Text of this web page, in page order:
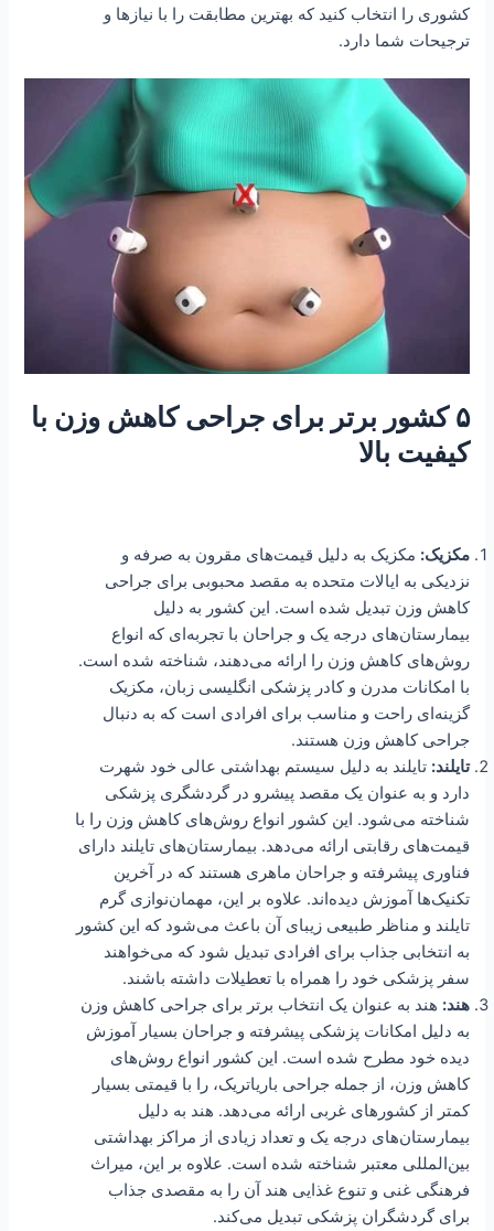
کشوری را انتخاب کنید که بهترین مطابقت را با نیازها و
ترجیحات شما دارد.
۵ کشور برتر برای جراحی کاهش وزن با
کیفیت بالا
مکزیک: مکزیک به دلیل قیمت‌های مقرون به صرفه و
نزدیکی به ایالات متحده به مقصد محبوبی برای جراحی
کاهش وزن تبدیل شده است. این کشور به دلیل
بیمارستان‌های درجه یک و جراحان با تجربه‌ای که انواع
روش‌های کاهش وزن را ارائه می‌دهند، شناخته شده است.
با امکانات مدرن و کادر پزشکی انگلیسی زبان، مکزیک
گزینه‌ای راحت و مناسب برای افرادی است که به دنبال
جراحی کاهش وزن هستند.
تایلند: تایلند به دلیل سیستم بهداشتی عالی خود شهرت
دارد و به عنوان یک مقصد پیشرو در گردشگری پزشکی
شناخته می‌شود. این کشور انواع روش‌های کاهش وزن را با
قیمت‌های رقابتی ارائه می‌دهد. بیمارستان‌های تایلند دارای
فناوری پیشرفته و جراحان ماهری هستند که در آخرین
تکنیک‌ها آموزش دیده‌اند. علاوه بر این، مهمان‌نوازی گرم
تایلند و مناظر طبیعی زیبای آن باعث می‌شود که این کشور
به انتخابی جذاب برای افرادی تبدیل شود که می‌خواهند
سفر پزشکی خود را همراه با تعطیلات داشته باشند.
هند: هند به عنوان یک انتخاب برتر برای جراحی کاهش وزن
به دلیل امکانات پزشکی پیشرفته و جراحان بسیار آموزش
دیده خود مطرح شده است. این کشور انواع روش‌های
کاهش وزن، از جمله جراحی باریاتریک، را با قیمتی بسیار
کمتر از کشورهای غربی ارائه می‌دهد. هند به دلیل
بیمارستان‌های درجه یک و تعداد زیادی از مراکز بهداشتی
بین‌المللی معتبر شناخته شده است. علاوه بر این، میراث
فرهنگی غنی و تنوع غذایی هند آن را به مقصدی جذاب
برای گردشگران پزشکی تبدیل می‌کند.